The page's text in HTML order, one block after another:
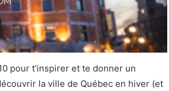
pour t’inspirer et te donner un
la ville de Québec en hiver (et